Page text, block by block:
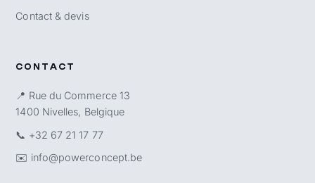
Contact & devis
CONTACT
📍 Rue du Commerce 13
1400 Nivelles, Belgique
📞 +32 67 21 17 77
✉️ info@powerconcept.be